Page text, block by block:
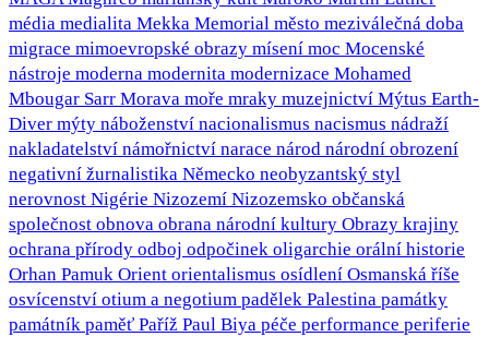
média medialita Mekka Memorial město meziválečná doba
migrace mimoevropské obrazy mísení moc Mocenské
nástroje moderna modernita modernizace Mohamed
Mbougar Sarr Morava moře mraky muzejnictví Mýtus Earth-
Diver mýty náboženství nacionalismus nacismus nádraží
nakladatelství námořnictví narace národ národní obrození
negativní žurnalistika Německo neobyzantský styl
nerovnost Nigérie Nizozemí Nizozemsko občanská
společnost obnova obrana národní kultury Obrazy krajiny
ochrana přírody odboj odpočinek oligarchie orální historie
Orhan Pamuk Orient orientalismus osídlení Osmanská říše
osvícenství otium a negotium padělek Palestina památky
památník paměť Paříž Paul Biya péče performance periferie